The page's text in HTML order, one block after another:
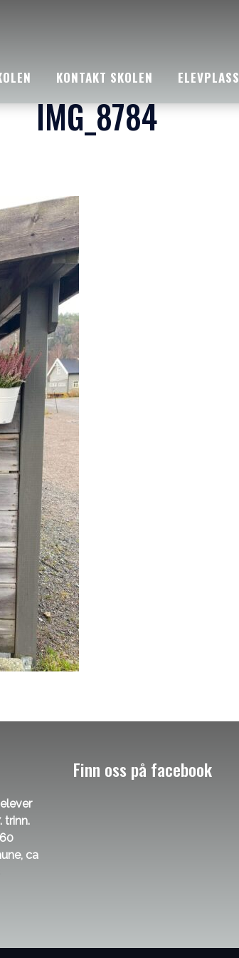
KONTAKT SKOLEN ELEVPLASS
IMG_8784
trinn.
ca
Finn oss på facebook